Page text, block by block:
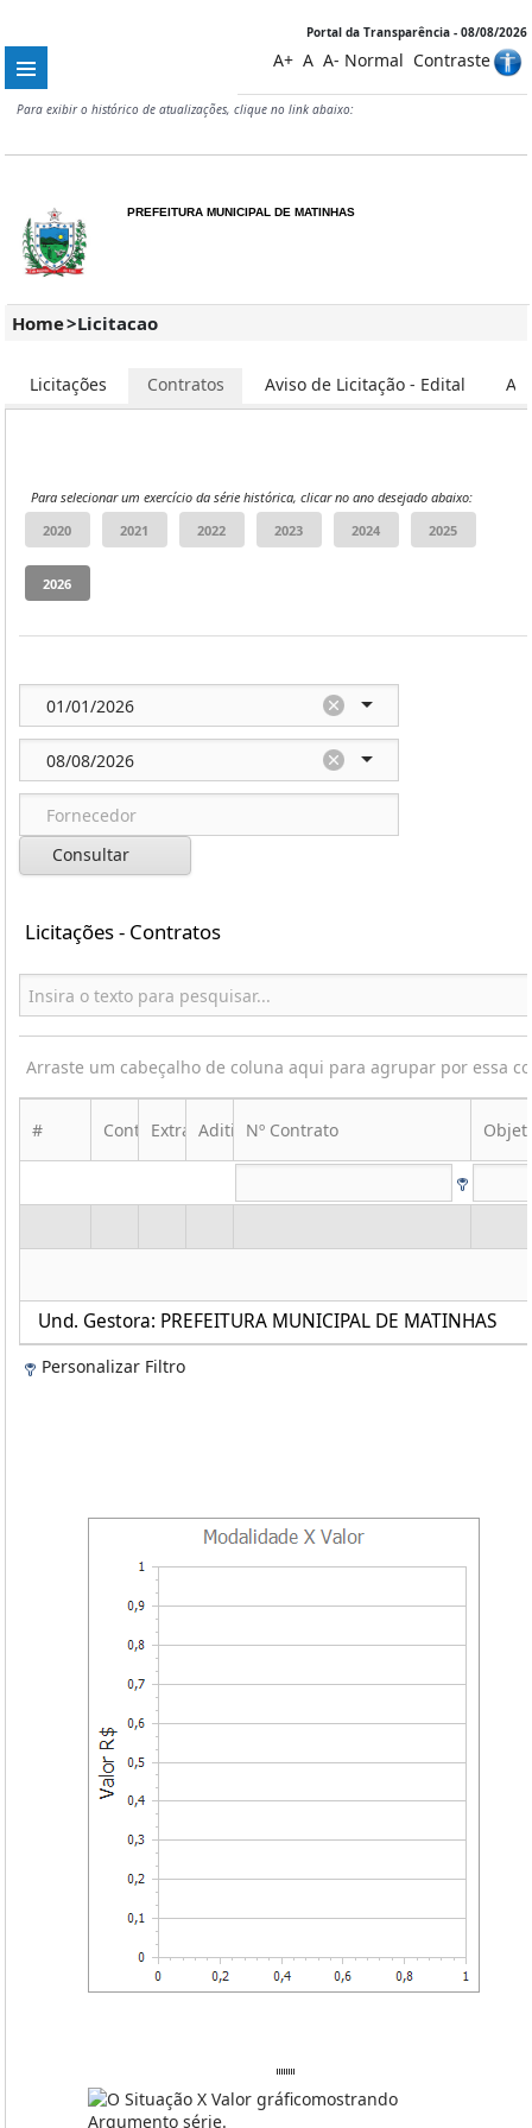
Portal da Transparência - 08/08/2026
A+ A A- Normal Contraste
Para exibir o histórico de atualizações, clique no link abaixo:
PREFEITURA MUNICIPAL DE MATINHAS
Home>Licitacao
Licitações Contratos Aviso de Licitação - Edital
Para selecionar um exercício da série histórica, clicar no ano desejado abaixo:
Consultar
Licitações - Contratos
Arraste um cabeçalho de coluna aqui para agrupar por essa
Und. Gestora: PREFEITURA MUNICIPAL DE MATINHAS
# ContratoExtratoAditivoNº Contrato
Personalizar Filtro